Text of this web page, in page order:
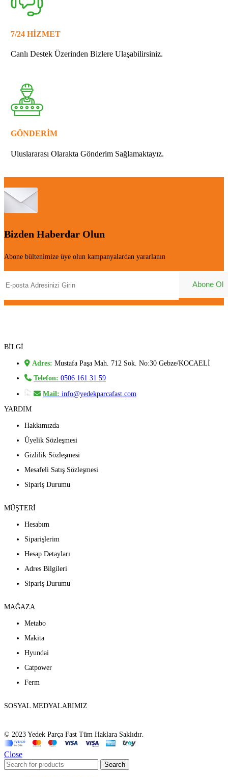
7/24 HİZMET
Canlı Destek Üzerinden Bizlere Ulaşabilirsiniz.
GÖNDERİM
Uluslararası Olarakta Gönderim Sağlamaktayız.
Bizden Haberdar Olun
Abone bültenimize üye olun kampanyalardan yararlanın
BİLGİ
Adres: Mustafa Paşa Mah. 712 Sok. No:30 Gebze/KOCAELİ
Telefon: 0506 161 31 59
Mail: info@yedekparcafast.com
YARDIM
Hakkımızda
Üyelik Sözleşmesi
Gizlilik Sözleşmesi
Mesafeli Satış Sözleşmesi
Sipariş Durumu
MÜŞTERİ
Hesabım
Siparişlerim
Hesap Detayları
Adres Bilgileri
Sipariş Durumu
MAĞAZA
Metabo
Makita
Hyundai
Catpower
Ferm
SOSYAL MEDYALARIMIZ
© 2023 Yedek Parça Fast Tüm Haklara Saklıdır.
Close
Search